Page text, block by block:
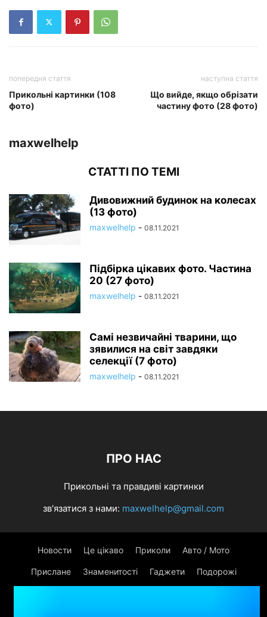
попередня стаття
Прикольні картинки (108
фото)
наступна стаття
Що вийде, якщо обрізати
частину фото (28 фото)
maxwelhelp
СТАТТІ ПО ТЕМІ
Дивовижний будинок на колесах
(13 фото)
maxwelhelp - 08.11.2021
Підбірка цікавих фото. Частина
20 (27 фото)
maxwelhelp - 08.11.2021
Самі незвичайні тварини, що
зявилися на світ завдяки
селекції (7 фото)
maxwelhelp - 08.11.2021
ПРО НАС
Прикольні та правдиві картинки
зв'язатися з нами: maxwelhelp@gmail.com
Новости Це цікаво Приколи Авто / Мото
Прислане Знаменитості Гаджети Подорожі